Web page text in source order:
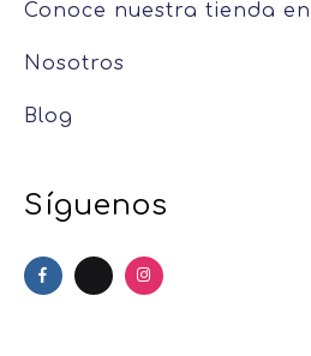
Conoce nuestra tienda
Nosotros
Blog
Síguenos